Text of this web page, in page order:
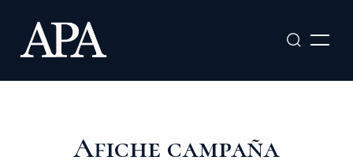
contenido
Afiche campaña